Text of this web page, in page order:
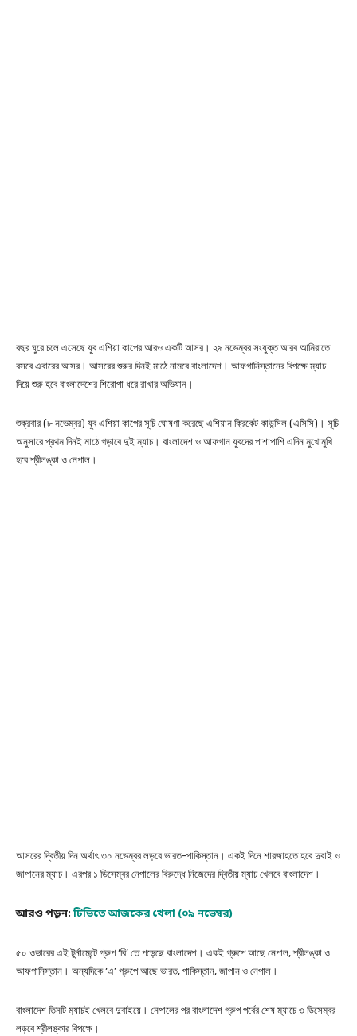
বছর ঘুরে চলে এসেছে যুব এশিয়া কাপের আরও একটি আসর। ২৯ নভেম্বর সংযুক্ত আরব আমিরাতে
বসবে এবারের আসর। আসরের শুরুর দিনই মাঠে নামবে বাংলাদেশ। আফগানিস্তানের বিপক্ষে ম্যাচ
দিয়ে শুরু হবে বাংলাদেশের শিরোপা ধরে রাখার অভিযান।
শুক্রবার (৮ নভেম্বর) যুব এশিয়া কাপের সূচি ঘোষণা করেছে এশিয়ান ক্রিকেট কাউন্সিল (এসিসি)। সূচি
অনুসারে প্রথম দিনই মাঠে গড়াবে দুই ম্যাচ। বাংলাদেশ ও আফগান যুবদের পাশাপাশি এদিন মুখোমুখি
হবে শ্রীলঙ্কা ও নেপাল।
আসরের দ্বিতীয় দিন অর্থাৎ ৩০ নভেম্বর লড়বে ভারত-পাকিস্তান। একই দিনে শারজাহতে হবে দুবাই ও
জাপানের ম্যাচ। এরপর ১ ডিসেম্বর নেপালের বিরুদ্ধে নিজেদের দ্বিতীয় ম্যাচ খেলবে বাংলাদেশ।
আরও পড়ুন: টিভিতে আজকের খেলা (০৯ নভেম্বর)
৫০ ওভারের এই টুর্নামেন্টে গ্রুপ ‘বি’ তে পড়েছে বাংলাদেশ। একই গ্রুপে আছে নেপাল, শ্রীলঙ্কা ও
আফগানিস্তান। অন্যদিকে ‘এ’ গ্রুপে আছে ভারত, পাকিস্তান, জাপান ও নেপাল।
বাংলাদেশ তিনটি ম‍্যাচই খেলবে দুবাইয়ে। নেপালের পর বাংলাদেশ গ্রুপ পর্বের শেষ ম্যাচে ৩ ডিসেম্বর
লড়বে শ্রীলঙ্কার বিপক্ষে।